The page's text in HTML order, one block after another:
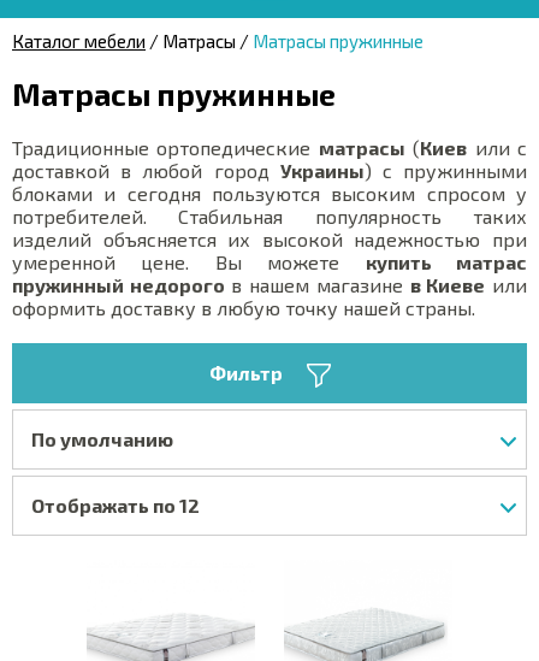
Каталог мебели / Матрасы / Матрасы пружинные
Матрасы пружинные
Традиционные ортопедические матрасы (Киев или с
доставкой в любой город Украины) с пружинными
блоками и сегодня пользуются высоким спросом у
потребителей. Стабильная популярность таких
изделий объясняется их высокой надежностью при
умеренной цене. Вы можете купить матрас
пружинный недорого в нашем магазине в Киеве или
оформить доставку в любую точку нашей страны.
Фильтр
По умолчанию
Отображать по 12